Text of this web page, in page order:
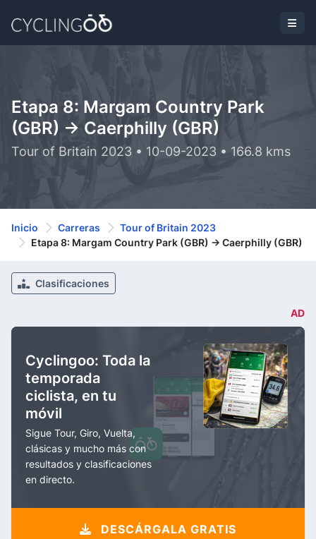
Etapa 8: Margam Country Park
(GBR) -> Caerphilly (GBR)
Tour of Britain 2023 • 10-09-2023 • 166.8 kms
Inicio Carreras
Tour of Britain 2023
Etapa 8: Margam Country Park (GBR) -> Caerphilly (GBR)
Clasificaciones
AD
Cyclingoo: Toda la
temporada
ciclista, en tu
móvil
Sigue Tour, Giro, Vuelta,
clásicas y mucho más con
resultados y clasificaciones
en directo.
DESCÁRGALA GRATIS